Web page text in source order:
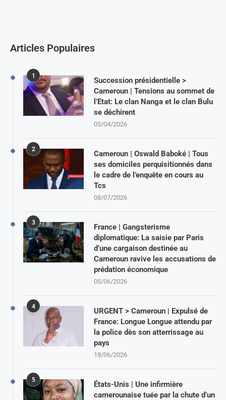
Articles Populaires
1
Succession présidentielle >
Cameroun | Tensions au sommet de
l’Etat: Le clan Nanga et le clan Bulu
se déchirent
05/04/2026
2
Cameroun | Oswald Baboké | Tous
ses domiciles perquisitionnés dans
le cadre de l’enquête en cours au
Tcs
08/07/2026
3
France | Gangsterisme
diplomatique: La saisie par Paris
d’une cargaison destinée au
Cameroun ravive les accusations de
prédation économique
05/06/2026
4
URGENT > Cameroun | Expulsé de
France: Longue Longue attendu par
la police dès son atterrissage au
pays
18/06/2026
5
États-Unis | Une infirmière
camerounaise tuée par la chute d’un